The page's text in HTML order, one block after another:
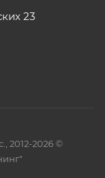
23
2012-2026 ©